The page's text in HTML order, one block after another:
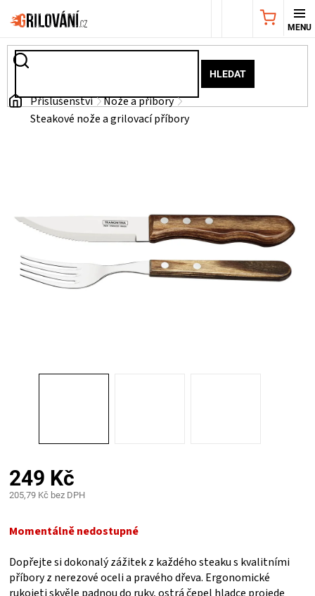
na
HLEDAT
NÁKUPNÍ
AKČNÍ
NABÍDKA
PŘÍSLUŠENSTVÍ
NÁDOBÍ
LEDNICE
Domů
Příslušenství
Nože a příbory
Steakové nože a grilovací příbory
249 Kč
205,79 Kč bez DPH
cena:
Momentálně nedostupné
Dopřejte si dokonalý zážitek z každého steaku s kvalitními
příbory z nerezové oceli a pravého dřeva. Ergonomické
rukojeti skvěle padnou do ruky, ostrá čepel hladce projede